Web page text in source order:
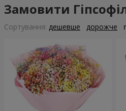
Замовити
Сортування: дешевше дорожче